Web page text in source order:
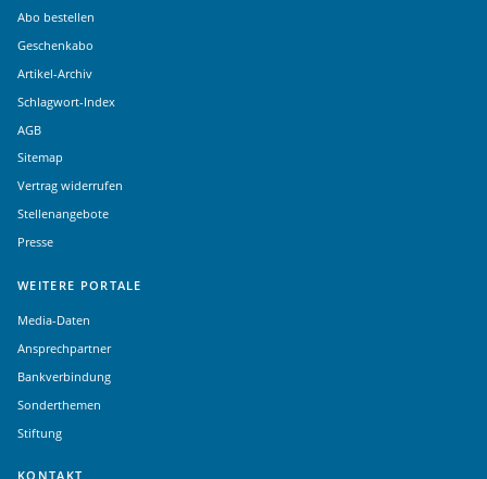
Abo bestellen
Geschenkabo
Artikel-Archiv
Schlagwort-Index
AGB
Sitemap
Vertrag widerrufen
Stellenangebote
Presse
WEITERE PORTALE
Media-Daten
Ansprechpartner
Bankverbindung
Sonderthemen
Stiftung
KONTAKT